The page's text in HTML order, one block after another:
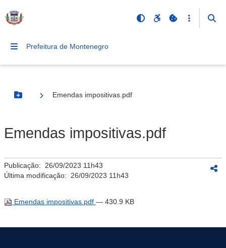
Prefeitura de Montenegro
Botão Menu
Emendas impositivas.pdf
Emendas impositivas.pdf
Publicação: 26/09/2023 11h43
Última modificação: 26/09/2023 11h43
Emendas impositivas.pdf — 430.9 KB